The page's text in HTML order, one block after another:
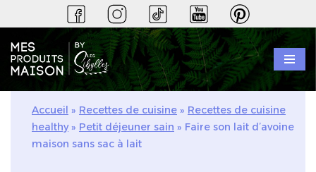
au
contenu
Accueil » Recettes de cuisine » Recettes de cuisine
healthy» Petit déjeuner sain » Faire son lait d’avoine
maison sans sac à lait